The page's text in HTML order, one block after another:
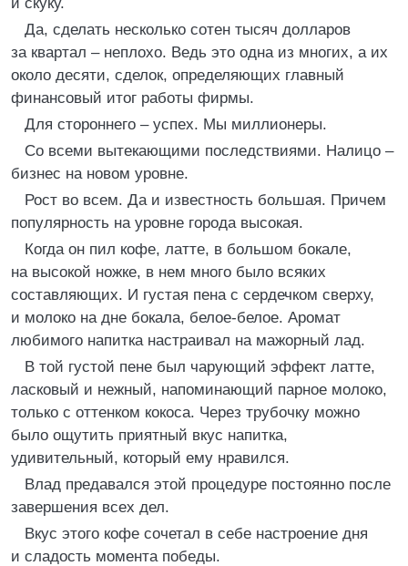
Да, сделать несколько сотен тысяч долларов
за квартал – неплохо. Ведь это одна из многих, а их
около десяти, сделок, определяющих главный
финансовый итог работы фирмы.
Для стороннего – успех. Мы миллионеры.
Со всеми вытекающими последствиями. Налицо –
бизнес на новом уровне.
Рост во всем. Да и известность большая. Причем
популярность на уровне города высокая.
Когда он пил кофе, латте, в большом бокале,
на высокой ножке, в нем много было всяких
составляющих. И густая пена с сердечком сверху,
и молоко на дне бокала, белое-белое. Аромат
любимого напитка настраивал на мажорный лад.
В той густой пене был чарующий эффект латте,
ласковый и нежный, напоминающий парное молоко,
только с оттенком кокоса. Через трубочку можно
было ощутить приятный вкус напитка,
удивительный, который ему нравился.
Влад предавался этой процедуре постоянно после
завершения всех дел.
Вкус этого кофе сочетал в себе настроение дня
и сладость момента победы.